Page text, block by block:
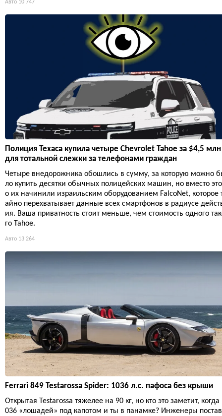
Авто 10 747
Полиция Техаса купила четыре Chevrolet Tahoe за $4,5 млн
для тотальной слежки за телефонами граждан
Четыре внедорожника обошлись в сумму, за которую можно
ло купить десятки обычных полицейских машин, но вместо
о их начинили израильским оборудованием FalcoNet, которое
айно перехватывает данные всех смартфонов в радиусе
ия. Ваша приватность стоит меньше, чем стоимость одного
го Tahoe.
Авто 13 264
Ferrari 849 Testarossa Spider: 1036 л.с. пафоса без крыши
Открытая Testarossa тяжелее на 90 кг, но кто это заметит, когда
036 «лошадей» под капотом и ты в панамке? Инженеры